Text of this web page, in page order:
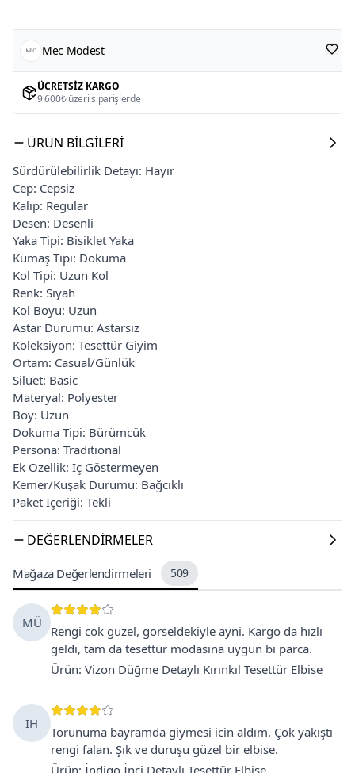
Mec Modest
ÜCRETSIZ KARGO
9.600₺ üzeri siparişlerde
ÜRÜN BILGILERI
Sürdürülebilirlik Detayı: Hayır
Cep: Cepsiz
Kalıp: Regular
Desen: Desenli
Yaka Tipi: Bisiklet Yaka
Kumaş Tipi: Dokuma
Kol Tipi: Uzun Kol
Renk: Siyah
Kol Boyu: Uzun
Astar Durumu: Astarsız
Koleksiyon: Tesettür Giyim
Ortam: Casual/Günlük
Siluet: Basic
Materyal: Polyester
Boy: Uzun
Dokuma Tipi: Bürümcük
Persona: Traditional
Ek Özellik: İç Göstermeyen
Kemer/Kuşak Durumu: Bağcıklı
Paket İçeriği: Tekli
DEĞERLENDIRMELER
Mağaza Değerlendirmeleri 509
MÜ
Rengi cok guzel, gorseldekiyle ayni. Kargo da hızlı
geldi, tam da tesettür modasına uygun bi parca.
Ürün: Vizon Düğme Detaylı Kırınkıl Tesettür Elbise
IH
Torunuma bayramda giymesi icin aldım. Çok yakıştı
rengi falan. Şık ve duruşu güzel bir elbise.
Ürün: İndigo İnci Detaylı Tesettür Elbise